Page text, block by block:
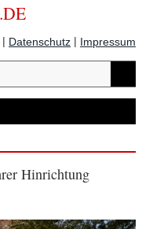
| Datenschutz | Impressum
Hinrichtung